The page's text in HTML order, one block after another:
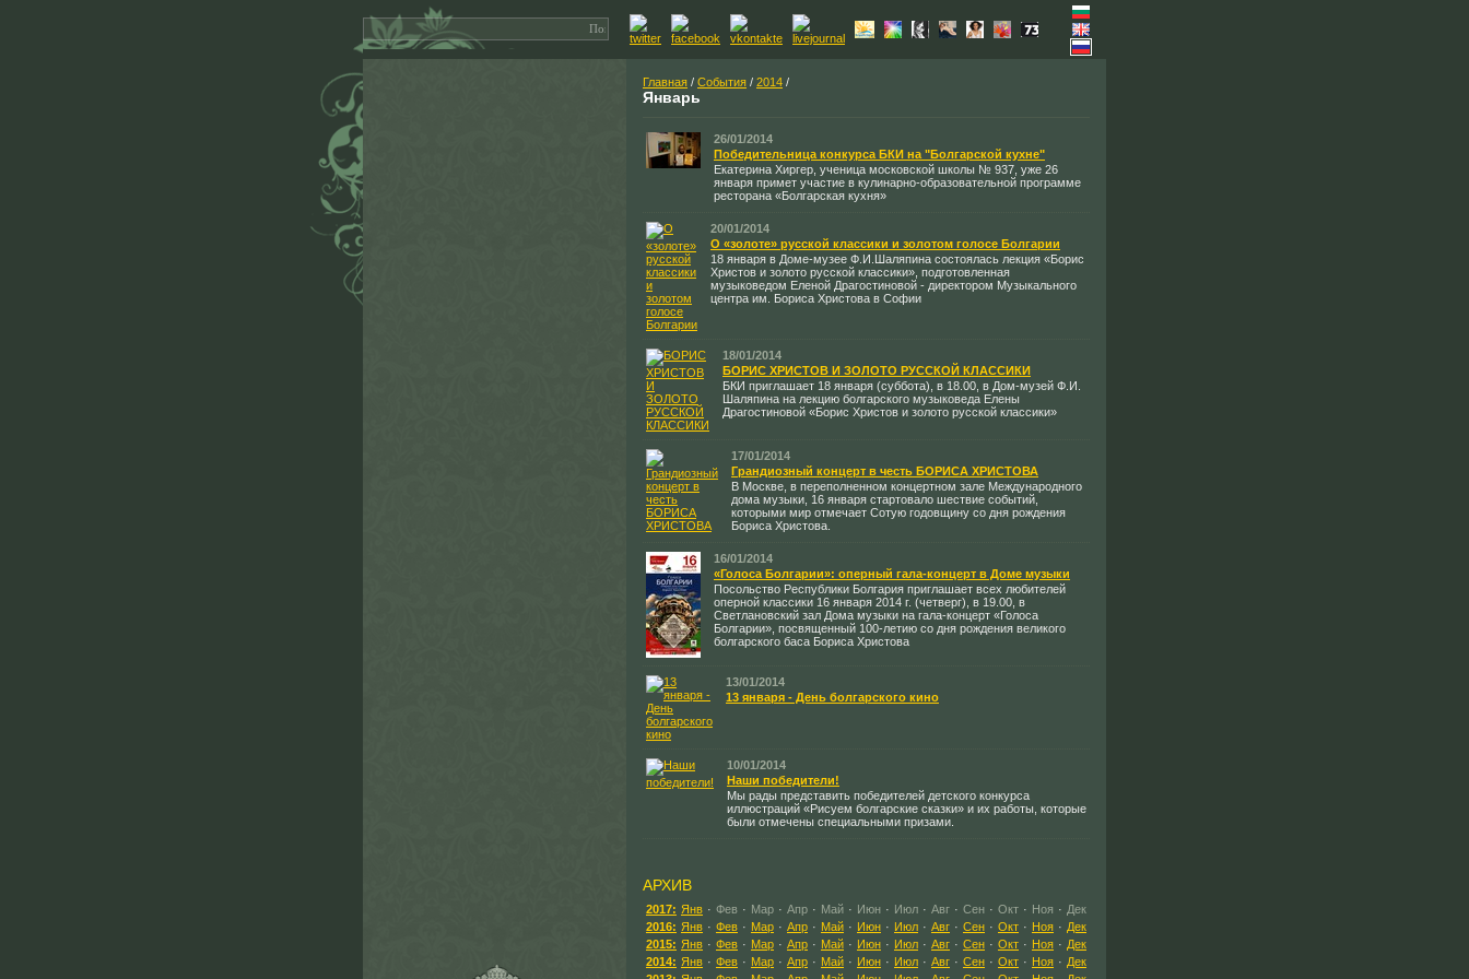
Главная / События / 2014 /
Январь
26/01/2014
Победительница конкурса БКИ на "Болгарской кухне"
Екатерина Хиргер, ученица московской школы № 937, уже 26
января примет участие в кулинарно-образовательной программе
ресторана «Болгарская кухня»
20/01/2014
О «золоте» русской классики и золотом голосе Болгарии
18 января в Доме-музее Ф.И.Шаляпина состоялась лекция «Борис
Христов и золото русской классики», подготовленная
музыковедом Еленой Драгостиновой - директором Музыкального
центра им. Бориса Христова в Софии
18/01/2014
БОРИС ХРИСТОВ И ЗОЛОТО РУССКОЙ КЛАССИКИ
БКИ приглашает 18 января (суббота), в 18.00, в Дом-музей Ф.И.
Шаляпина на лекцию болгарского музыковеда Елены
Драгостиновой «Борис Христов и золото русской классики»
17/01/2014
Грандиозный концерт в честь БОРИСА ХРИСТОВА
В Москве, в переполненном концертном зале Международного
дома музыки, 16 января стартовало шествие событий,
которыми мир отмечает Сотую годовщину со дня рождения
Бориса Христова.
16/01/2014
«Голоса Болгарии»: оперный гала-концерт в Доме музыки
Посольство Республики Болгария приглашает всех любителей
оперной классики 16 января 2014 г. (четверг), в 19.00, в
Светлановский зал Дома музыки на гала-концерт «Голоса
Болгарии», посвященный 100-летию со дня рождения великого
болгарского баса Бориса Христова
13/01/2014
13 января - День болгарского кино
10/01/2014
Наши победители!
Мы рады представить победителей детского конкурса
иллюстраций «Рисуем болгарские сказки» и их работы, которые
были отмечены специальными призами.
АРХИВ
2017: Янв · Фев · Мар · Апр · Май · Июн · Июл · Авг · Сен · Окт · Ноя · Дек
2016: Янв · Фев · Мар · Апр · Май · Июн · Июл · Авг · Сен · Окт · Ноя · Дек
2015: Янв · Фев · Мар · Апр · Май · Июн · Июл · Авг · Сен · Окт · Ноя · Дек
2014: Янв · Фев · Мар · Апр · Май · Июн · Июл · Авг · Сен · Окт · Ноя · Дек